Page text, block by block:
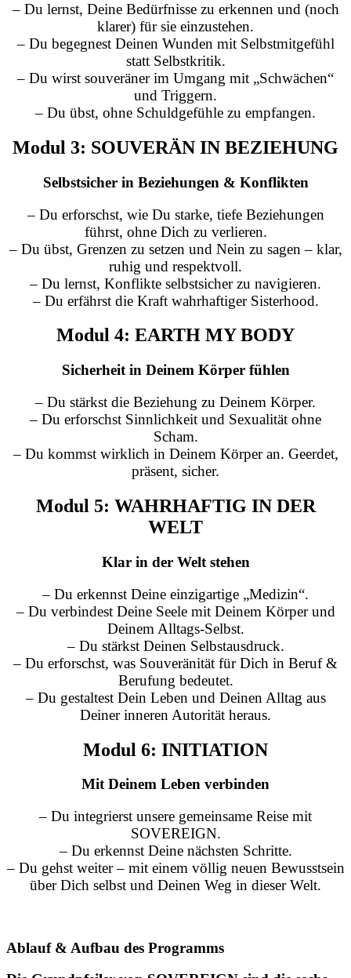
– Du lernst, Deine Bedürfnisse zu erkennen und (noch
klarer) für sie einzustehen.
– Du begegnest Deinen Wunden mit Selbstmitgefühl
statt Selbstkritik.
– Du wirst souveräner im Umgang mit „Schwächen“
und Triggern.
– Du übst, ohne Schuldgefühle zu empfangen.
Modul 3: SOUVERÄN IN BEZIEHUNG
Selbstsicher in Beziehungen & Konflikten
– Du erforschst, wie Du starke, tiefe Beziehungen
führst, ohne Dich zu verlieren.
– Du übst, Grenzen zu setzen und Nein zu sagen – klar,
ruhig und respektvoll.
– Du lernst, Konflikte selbstsicher zu navigieren.
– Du erfährst die Kraft wahrhaftiger Sisterhood.
Modul 4: EARTH MY BODY
Sicherheit in Deinem Körper fühlen
– Du stärkst die Beziehung zu Deinem Körper.
– Du erforschst Sinnlichkeit und Sexualität ohne
Scham.
– Du kommst wirklich in Deinem Körper an. Geerdet,
präsent, sicher.
Modul 5: WAHRHAFTIG IN DER
WELT
Klar in der Welt stehen
– Du erkennst Deine einzigartige „Medizin“.
– Du verbindest Deine Seele mit Deinem Körper und
Deinem Alltags-Selbst.
– Du stärkst Deinen Selbstausdruck.
– Du erforschst, was Souveränität für Dich in Beruf &
Berufung bedeutet.
– Du gestaltest Dein Leben und Deinen Alltag aus
Deiner inneren Autorität heraus.
Modul 6: INITIATION
Mit Deinem Leben verbinden
– Du integrierst unsere gemeinsame Reise mit
SOVEREIGN.
– Du erkennst Deine nächsten Schritte.
– Du gehst weiter – mit einem völlig neuen Bewusstsein
über Dich selbst und Deinen Weg in dieser Welt.
Ablauf & Aufbau des Programms